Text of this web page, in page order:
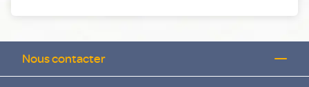
Nous contacter